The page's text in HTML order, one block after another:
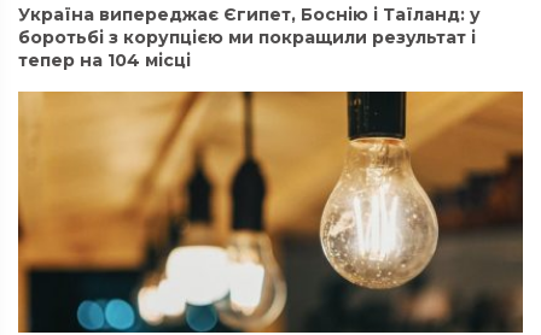
Україна випереджає Єгипет, Боснію і Таїланд: у
боротьбі з корупцією ми покращили результат і
тепер на 104 місці